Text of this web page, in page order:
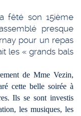
fêté son 15ième
presque
pour un repas
les « grands bals
de Mme Vezin,
cette belle soirée à
Ils se sont investis
les musiques, les